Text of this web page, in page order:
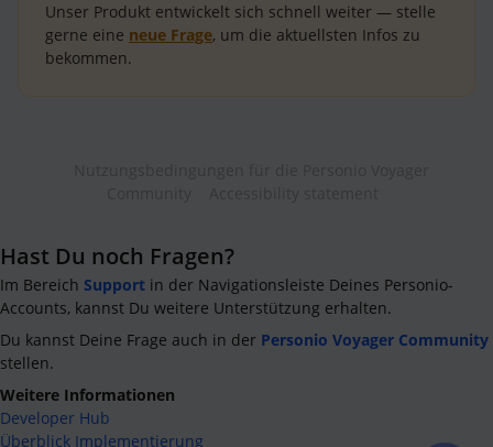
Unser Produkt entwickelt sich schnell weiter — stelle
gerne eine neue Frage, um die aktuellsten Infos zu
bekommen.
Hast Du noch Fragen?
Im Bereich Support in der Navigationsleiste Deines Personio-
Accounts, kannst Du weitere Unterstützung erhalten.
Du kannst Deine Frage auch in der Personio Voyager Community
stellen.
Weitere Informationen
Developer Hub
Überblick Implementierung